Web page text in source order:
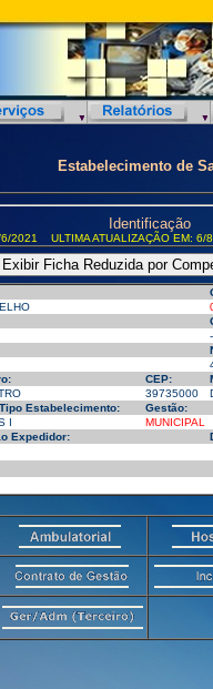
Estabelecimento de
Identificação
6/2021 ULTIMA ATUALIZAÇÃO EM:
CEP:
39735000
Estabelecimento:
Gestão:
I
MUNICIPAL
Expedidor: